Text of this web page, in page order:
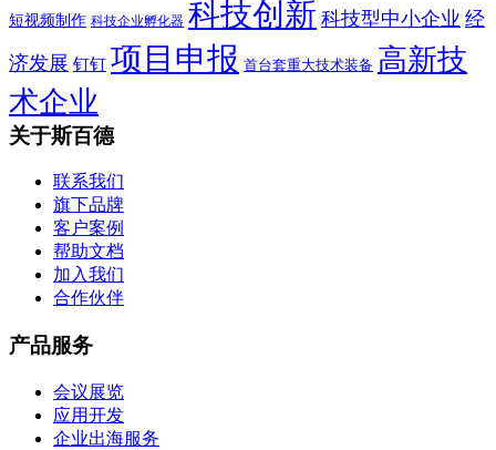
短视频制作 科技企业孵化器 科技创新 科技型中小企业 经
济发展 钉钉 项目申报 首台套重大技术装备 高新技
术企业
关于斯百德
联系我们
旗下品牌
客户案例
帮助文档
加入我们
合作伙伴
产品服务
会议展览
应用开发
企业出海服务